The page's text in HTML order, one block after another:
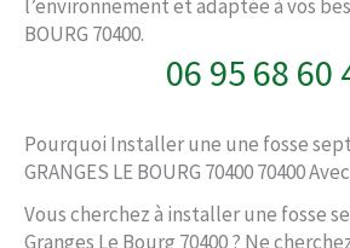
l’environnement et adaptée à vos
BOURG 70400.
06 95 68 60
Pourquoi Installer une une fosse
GRANGES LE BOURG 70400 70400
Vous cherchez à installer une fosse
Granges Le Bourg 70400 ? Ne